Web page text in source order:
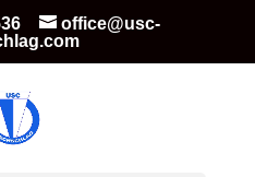
office@usc-